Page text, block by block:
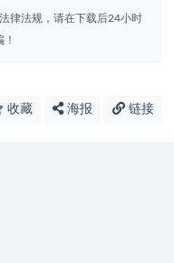
律法规，请在下载后24小时
收藏 海报 链接